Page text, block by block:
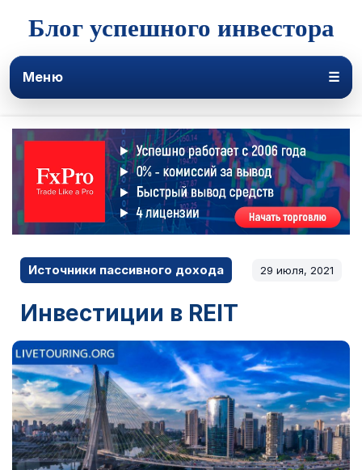
Блог успешного инвестора
Меню ☰
Источники пассивного дохода 29 июля, 2021
Инвестиции в REIT